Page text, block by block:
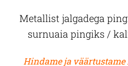
Metallist jalgadega
surnuaia pingiks /
Hindame ja